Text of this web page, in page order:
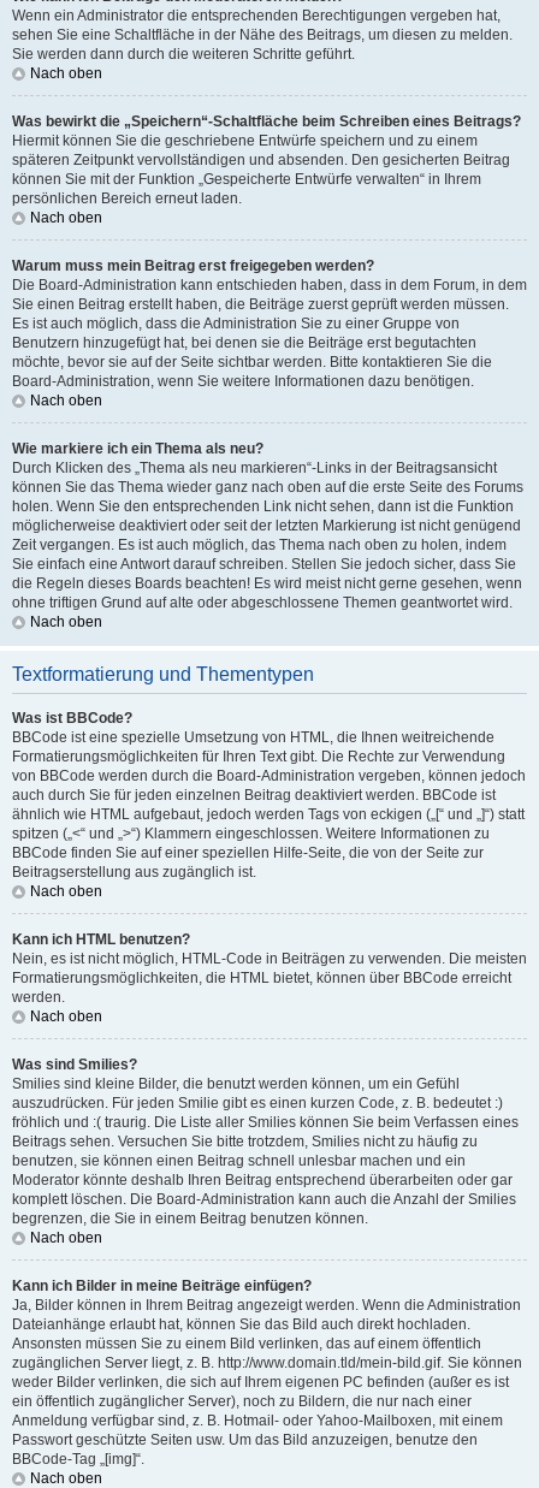
Wenn ein Administrator die entsprechenden Berechtigungen vergeben hat,
sehen Sie eine Schaltfläche in der Nähe des Beitrags, um diesen zu melden.
Sie werden dann durch die weiteren Schritte geführt.
Nach oben
Was bewirkt die „Speichern“-Schaltfläche beim Schreiben eines Beitrags?
Hiermit können Sie die geschriebene Entwürfe speichern und zu einem
späteren Zeitpunkt vervollständigen und absenden. Den gesicherten Beitrag
können Sie mit der Funktion „Gespeicherte Entwürfe verwalten“ in Ihrem
persönlichen Bereich erneut laden.
Nach oben
Warum muss mein Beitrag erst freigegeben werden?
Die Board-Administration kann entschieden haben, dass in dem Forum, in dem
Sie einen Beitrag erstellt haben, die Beiträge zuerst geprüft werden müssen.
Es ist auch möglich, dass die Administration Sie zu einer Gruppe von
Benutzern hinzugefügt hat, bei denen sie die Beiträge erst begutachten
möchte, bevor sie auf der Seite sichtbar werden. Bitte kontaktieren Sie die
Board-Administration, wenn Sie weitere Informationen dazu benötigen.
Nach oben
Wie markiere ich ein Thema als neu?
Durch Klicken des „Thema als neu markieren“-Links in der Beitragsansicht
können Sie das Thema wieder ganz nach oben auf die erste Seite des Forums
holen. Wenn Sie den entsprechenden Link nicht sehen, dann ist die Funktion
möglicherweise deaktiviert oder seit der letzten Markierung ist nicht genügend
Zeit vergangen. Es ist auch möglich, das Thema nach oben zu holen, indem
Sie einfach eine Antwort darauf schreiben. Stellen Sie jedoch sicher, dass Sie
die Regeln dieses Boards beachten! Es wird meist nicht gerne gesehen, wenn
ohne triftigen Grund auf alte oder abgeschlossene Themen geantwortet wird.
Nach oben
Textformatierung und Thementypen
Was ist BBCode?
BBCode ist eine spezielle Umsetzung von HTML, die Ihnen weitreichende
Formatierungsmöglichkeiten für Ihren Text gibt. Die Rechte zur Verwendung
von BBCode werden durch die Board-Administration vergeben, können jedoch
auch durch Sie für jeden einzelnen Beitrag deaktiviert werden. BBCode ist
ähnlich wie HTML aufgebaut, jedoch werden Tags von eckigen („[“ und „]“) statt
spitzen („<“ und „>“) Klammern eingeschlossen. Weitere Informationen zu
BBCode finden Sie auf einer speziellen Hilfe-Seite, die von der Seite zur
Beitragserstellung aus zugänglich ist.
Nach oben
Kann ich HTML benutzen?
Nein, es ist nicht möglich, HTML-Code in Beiträgen zu verwenden. Die meisten
Formatierungsmöglichkeiten, die HTML bietet, können über BBCode erreicht
werden.
Nach oben
Was sind Smilies?
Smilies sind kleine Bilder, die benutzt werden können, um ein Gefühl
auszudrücken. Für jeden Smilie gibt es einen kurzen Code, z. B. bedeutet :)
fröhlich und :( traurig. Die Liste aller Smilies können Sie beim Verfassen eines
Beitrags sehen. Versuchen Sie bitte trotzdem, Smilies nicht zu häufig zu
benutzen, sie können einen Beitrag schnell unlesbar machen und ein
Moderator könnte deshalb Ihren Beitrag entsprechend überarbeiten oder gar
komplett löschen. Die Board-Administration kann auch die Anzahl der Smilies
begrenzen, die Sie in einem Beitrag benutzen können.
Nach oben
Kann ich Bilder in meine Beiträge einfügen?
Ja, Bilder können in Ihrem Beitrag angezeigt werden. Wenn die Administration
Dateianhänge erlaubt hat, können Sie das Bild auch direkt hochladen.
Ansonsten müssen Sie zu einem Bild verlinken, das auf einem öffentlich
zugänglichen Server liegt, z. B. http://www.domain.tld/mein-bild.gif. Sie können
weder Bilder verlinken, die sich auf Ihrem eigenen PC befinden (außer es ist
ein öffentlich zugänglicher Server), noch zu Bildern, die nur nach einer
Anmeldung verfügbar sind, z. B. Hotmail- oder Yahoo-Mailboxen, mit einem
Passwort geschützte Seiten usw. Um das Bild anzuzeigen, benutze den
BBCode-Tag „[img]“.
Nach oben